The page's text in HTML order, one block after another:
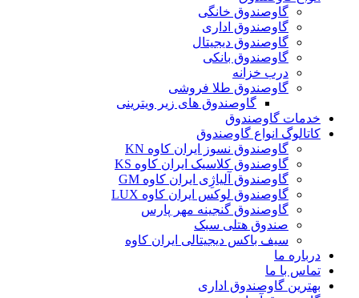
گاوصندوق خانگی
گاوصندوق اداری
گاوصندوق دیجیتال
گاوصندوق بانکی
درب خزانه
گاوصندوق طلا فروشی
گاوصندوق های زیر ویترینی
خدمات گاوصندوق
کاتالوگ انواع گاوصندوق
گاوصندوق نسوز ایران کاوه KN
گاوصندوق کلاسیک ایران کاوه KS
گاوصندوق آلیاژِی ایران کاوه GM
گاوصندوق لوکس ایران کاوه LUX
گاوصندوق گنجینه مهر پارس
صندوق هتلی سبک
سیف باکس دیجیتالی ایران کاوه
درباره ما
تماس با ما
بهترین گاوصندوق اداری